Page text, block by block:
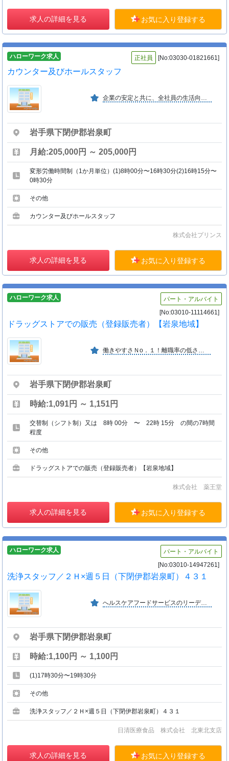
求人の詳細を見る お気に入り登録する
ハローワーク求人 正社員 [No:03030-01821661]
カウンター及びホールスタッフ
企業の安定と共に、全社員の生活向上を目指している。
岩手県下閉伊郡岩泉町
月給:205,000円 ～ 205,000円
変形労働時間制（1か月単位）(1)8時00分〜16時30分(2)16時15分〜
0時30分
その他
カウンター及びホールスタッフ
株式会社プリンス
求人の詳細を見る お気に入り登録する
ハローワーク求人
パート・アルバイト
[No:03010-11114661]
ドラッグストアでの販売（登録販売者）【岩泉地域】
働きやすさＮо．１！離職率の低さが業界トップクラス！東北・北関東に約４６０店舗を展開する地域に密着した東証プライム上場のドラッグストア。今後出店数・出店エリアともに拡大予定！
岩手県下閉伊郡岩泉町
時給:1,091円 ～ 1,151円
交替制（シフト制）又は 8時 00分 〜 22時 15分 の間の7時間
程度
その他
ドラッグストアでの販売（登録販売者）【岩泉地域】
株式会社 薬王堂
求人の詳細を見る お気に入り登録する
ハローワーク求人
パート・アルバイト
[No:03010-14947261]
洗浄スタッフ／２Ｈ×週５日（下閉伊郡岩泉町）４３１
へルスケアフードサービスのリーディングカンパニーとして業界トップの実績を誇り、医療・福祉施設から高い評価を得ております。
岩手県下閉伊郡岩泉町
時給:1,100円 ～ 1,100円
(1)17時30分〜19時30分
その他
洗浄スタッフ／２Ｈ×週５日（下閉伊郡岩泉町）４３１
日清医療食品 株式会社 北東北支店
求人の詳細を見る お気に入り登録する